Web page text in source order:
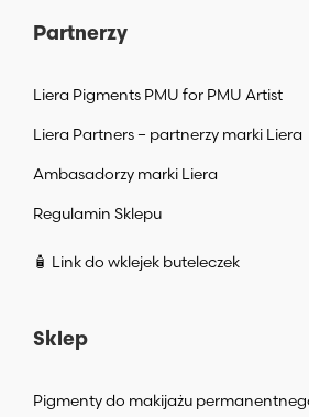
Partnerzy
Liera Pigments PMU for PMU Artist
Liera Partners – partnerzy marki Liera
Ambasadorzy marki Liera
Regulamin Sklepu
🧴 Link do wklejek buteleczek
Sklep
Pigmenty do makijażu